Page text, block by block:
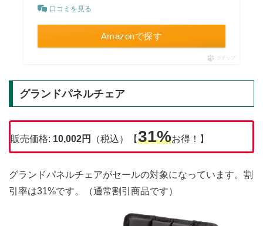
口コミを見る
Amazonで探す
ポチップ
グランドパネルチェア
販売価格: 10,002円 （税込）【31%お得！】
グランドパネルチェアがセールの対象になっています。割
引率は31%です。（通常割引商品です）